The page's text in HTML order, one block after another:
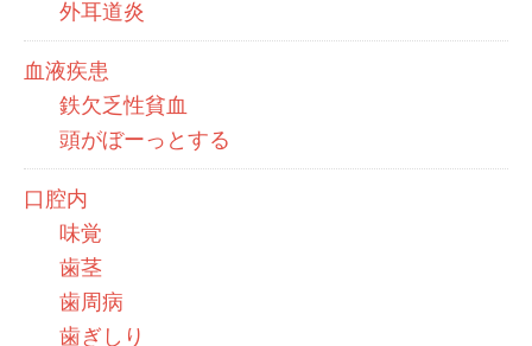
外耳道炎
血液疾患
鉄欠乏性貧血
頭がぼーっとする
口腔内
味覚
歯茎
歯周病
歯ぎしり